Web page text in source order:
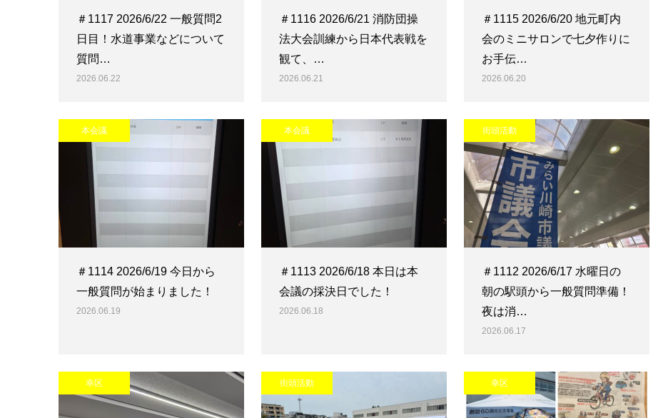
＃1117 2026/6/22 一般質問2
日目！水道事業などについて
質問…
2026.06.22
＃1116 2026/6/21 消防団操
法大会訓練から日本代表戦を
観て、…
2026.06.21
＃1115 2026/6/20 地元町内
会のミニサロンで七夕作りに
お手伝…
2026.06.20
本会議
＃1114 2026/6/19 今日から
一般質問が始まりました！
2026.06.19
本会議
＃1113 2026/6/18 本日は本
会議の採決日でした！
2026.06.18
街頭活動
＃1112 2026/6/17 水曜日の
朝の駅頭から一般質問準備！
夜は消…
2026.06.17
幸区 街頭活動 幸区